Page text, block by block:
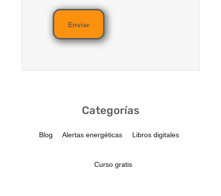
Enviar
Categorías
Blog Alertas energéticas Libros digitales
Curso gratis